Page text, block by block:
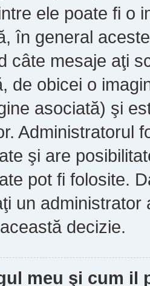
ele poate fi o
în general
câte mesaje aţi
de obicei o
asociată) şi
Administratorul
şi are
pot fi folosite.
un
decizie.
meu şi cum il